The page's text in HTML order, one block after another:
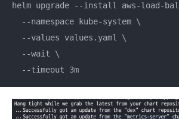
helm upgrade --install aws-load-
  --namespace kube-system \
  --values values.yaml \
  --wait \
  --timeout 3m